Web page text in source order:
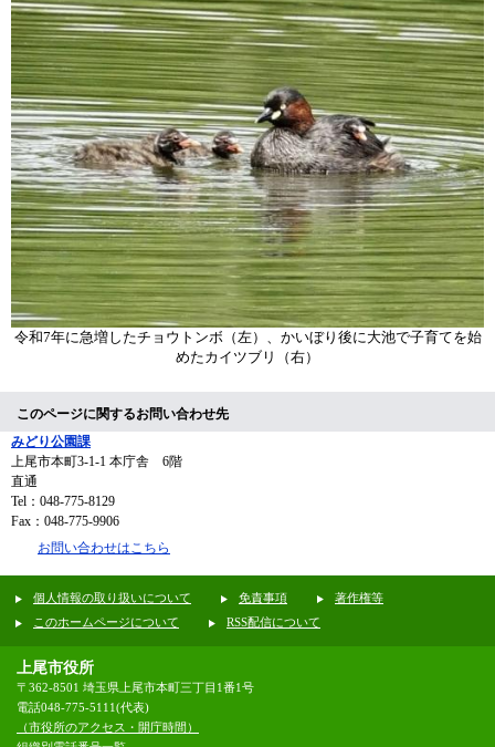
令和7年に急増したチョウトンボ（左）、かいぼり後に大池で子育てを始
めたカイツブリ（右）
このページに関するお問い合わせ先
みどり公園課
上尾市本町3-1-1 本庁舎 6階
直通
Tel：048-775-8129
Fax：048-775-9906
お問い合わせはこちら
個人情報の取り扱いについて 免責事項
著作権等
このホームページについて
RSS配信について
上尾市役所
〒362-8501 埼玉県上尾市本町三丁目1番1号
電話048-775-5111(代表)
（市役所のアクセス・開庁時間）